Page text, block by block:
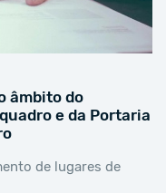
âmbito do
e da Portaria
de lugares de